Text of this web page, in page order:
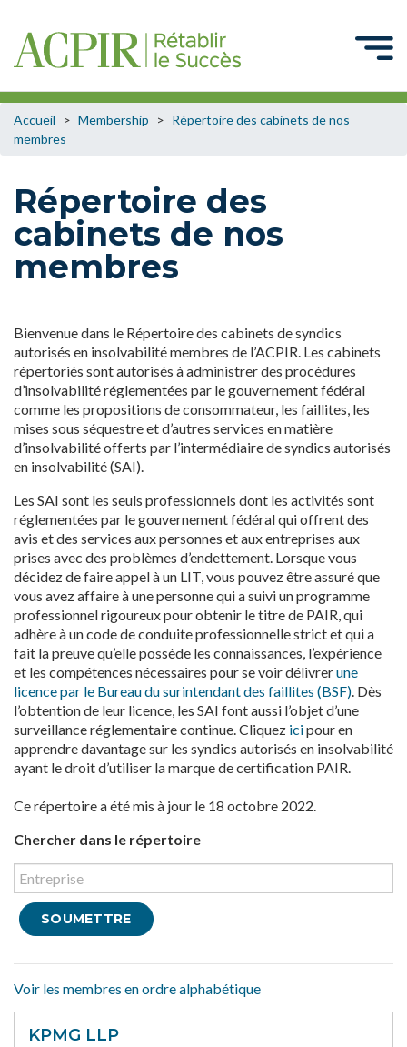
Accueil > Membership > Répertoire des cabinets de nos
membres
Répertoire des
cabinets de nos
membres
Bienvenue dans le Répertoire des cabinets de syndics
autorisés en insolvabilité membres de l’ACPIR. Les cabinets
répertoriés sont autorisés à administrer des procédures
d’insolvabilité réglementées par le gouvernement fédéral
comme les propositions de consommateur, les faillites, les
mises sous séquestre et d’autres services en matière
d’insolvabilité offerts par l’intermédiaire de syndics autorisés
en insolvabilité (SAI).
Les SAI sont les seuls professionnels dont les activités sont
réglementées par le gouvernement fédéral qui offrent des
avis et des services aux personnes et aux entreprises aux
prises avec des problèmes d’endettement. Lorsque vous
décidez de faire appel à un LIT, vous pouvez être assuré que
vous avez affaire à une personne qui a suivi un programme
professionnel rigoureux pour obtenir le titre de PAIR, qui
adhère à un code de conduite professionnelle strict et qui a
fait la preuve qu’elle possède les connaissances, l’expérience
et les compétences nécessaires pour se voir délivrerune
licence par le Bureau du surintendant des faillites (BSF). Dès
l’obtention de leur licence, les SAI font aussi l’objet d’une
surveillance réglementaire continue. Cliquez icipour en
apprendre davantage sur les syndics autorisés en insolvabilité
ayant le droit d’utiliser la marque de certification PAIR.
Ce répertoire a été mis à jour le 18 octobre 2022.
Chercher dans le répertoire
Voir les membres en ordre alphabétique
KPMG LLP